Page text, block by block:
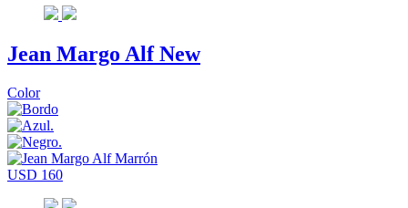
Jean Margo Alf New
Color
USD 160